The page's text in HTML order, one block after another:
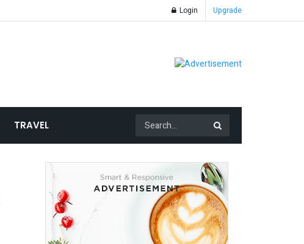
Login Upgrade
TRAVEL